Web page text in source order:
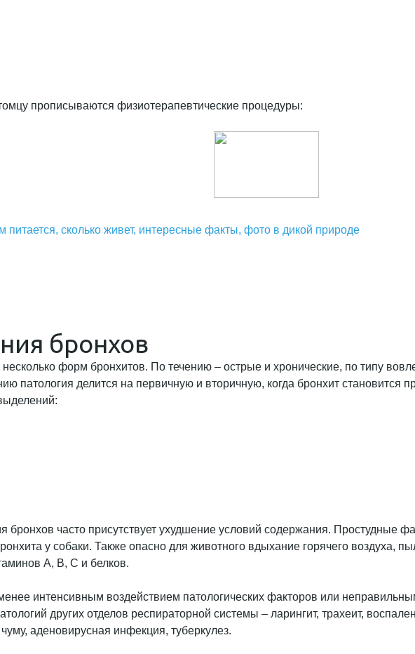
прописываются физиотерапевтические процедуры:
питается, сколько живет, интересные факты, фото в дикой природе
бронхов
несколько форм бронхитов. По течению – острые и хронические, по типу
патология делится на первичную и вторичную, когда бронхит становится
часто присутствует ухудшение условий содержания. Простудные
у собаки. Также опасно для животного вдыхание горячего воздуха,
А, В, С и белков.
интенсивным воздействием патологических факторов или
других отделов респираторной системы – ларингит, трахеит,
аденовирусная инфекция, туберкулез.